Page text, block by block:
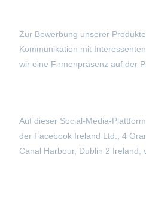
Zur Bewerbung unserer
Kommunikation mit
wir eine Firmenpräsenz auf der
Auf dieser Social-Media-
der Facebook Ireland Ltd., 4
Canal Harbour, Dublin 2 Ireland,